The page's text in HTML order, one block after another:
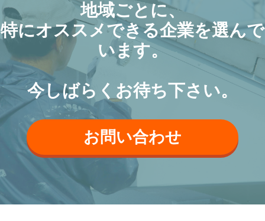
地域ごとに、
特にオススメできる企業を選んで
います。
今しばらくお待ち下さい。
お問い合わせ